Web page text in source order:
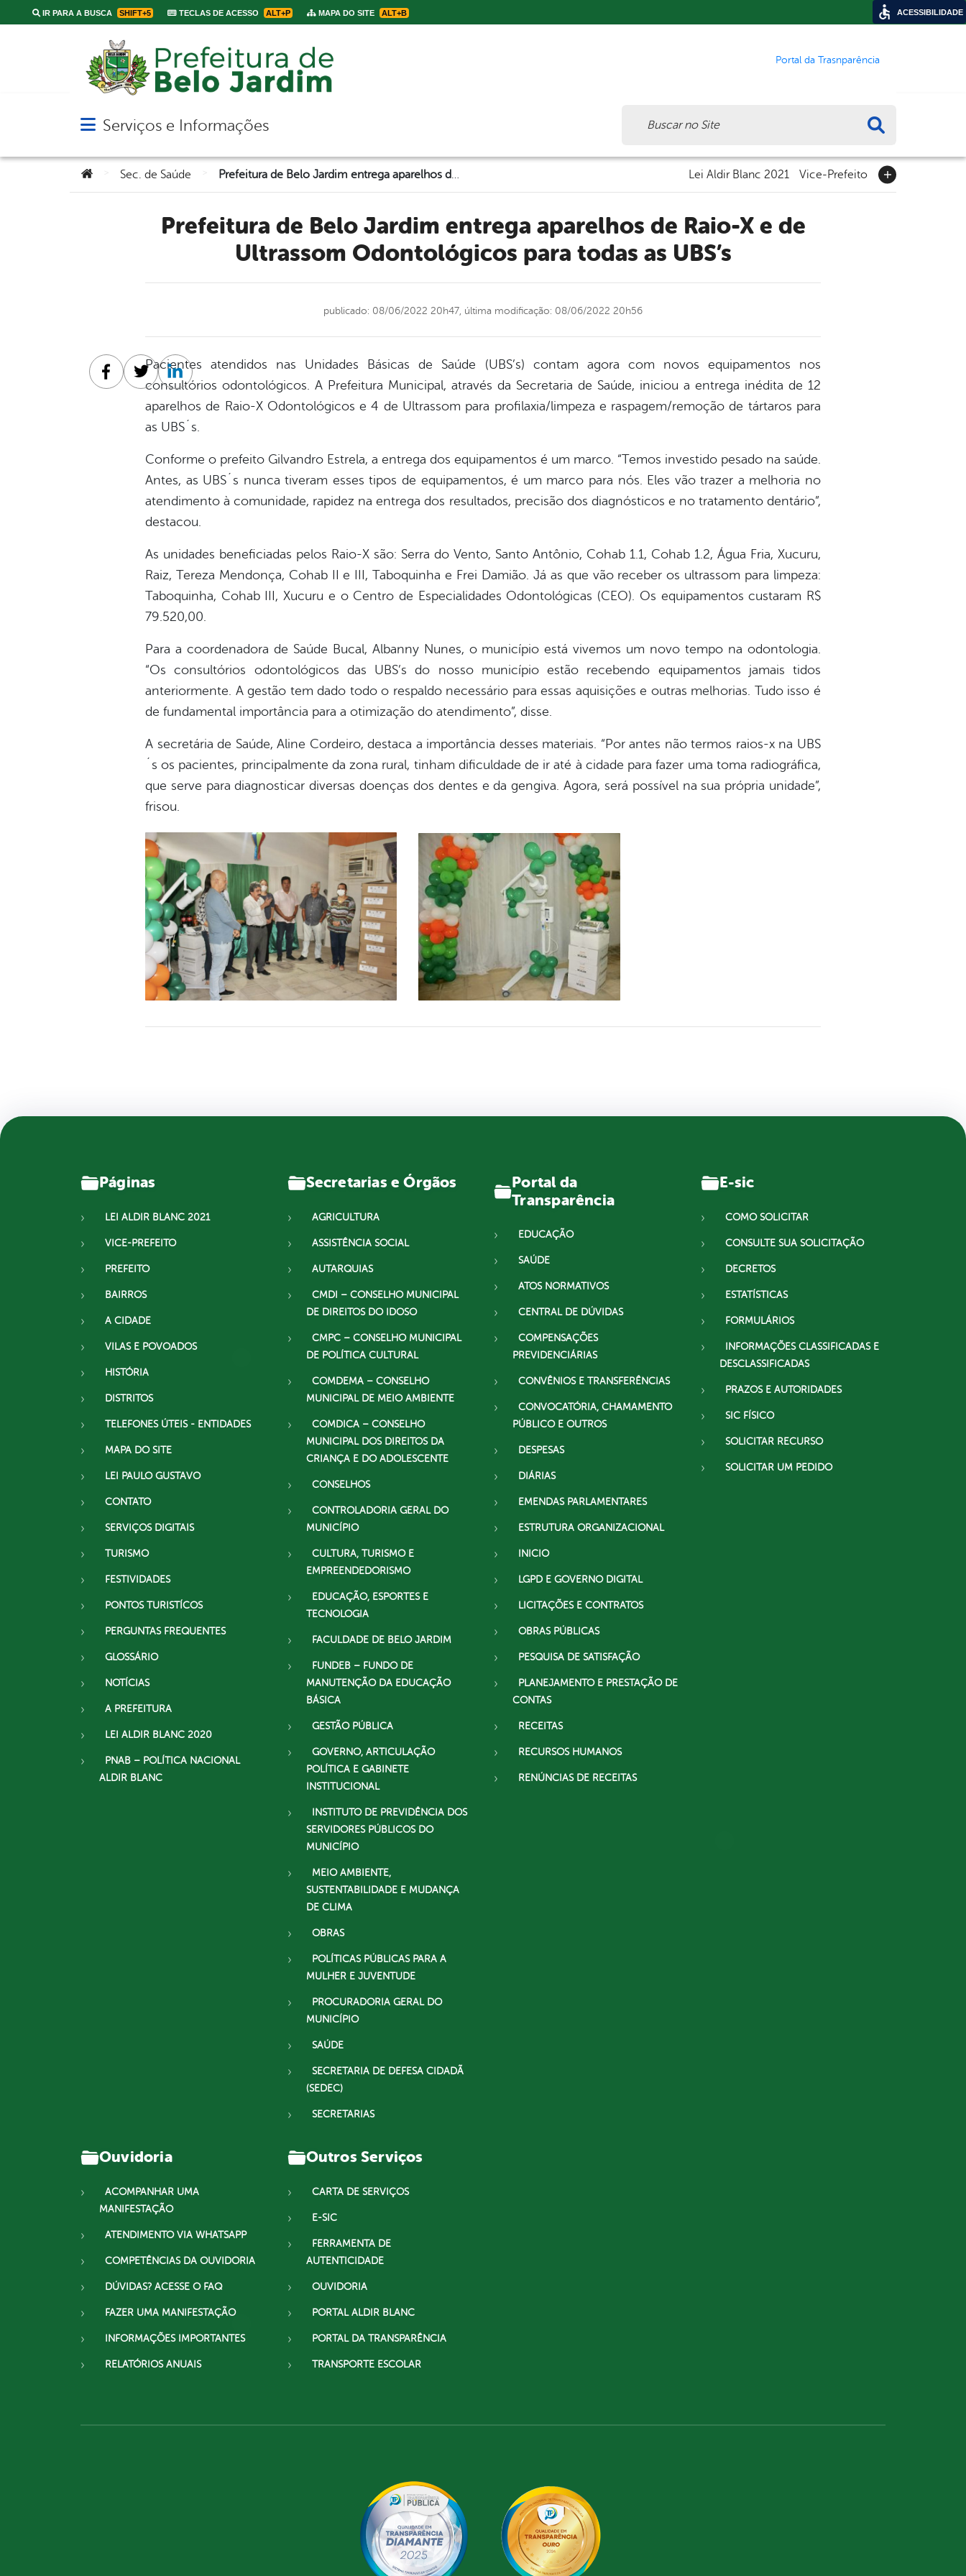
IR PARA A BUSCA SHIFT+5 TECLAS DE ACESSO ALT+P MAPA DO SITE ALT+B
Portal da Trasnparência
Abrir menu principal de navegação
Serviços e Informações
Você está aqui:Sec. de Saúde Lei Aldir Blanc 2021 Vice-Prefeito
Prefeitura de Belo Jardim entrega aparelhos de Raio-X e de
Ultrassom Odontológicos para todas as UBS’s
publicado: 08/06/2022 20h47, última modificação: 08/06/2022 20h56
Pacientes atendidos nas Unidades Básicas de Saúde (UBS’s) contam agora com novos equipamentos nos
consultórios odontológicos. A Prefeitura Municipal, através da Secretaria de Saúde, iniciou a entrega inédita de 12
aparelhos de Raio-X Odontológicos e 4 de Ultrassom para profilaxia/limpeza e raspagem/remoção de tártaros para
as UBS´s.
Conforme o prefeito Gilvandro Estrela, a entrega dos equipamentos é um marco. “Temos investido pesado na saúde.
Antes, as UBS´s nunca tiveram esses tipos de equipamentos, é um marco para nós. Eles vão trazer a melhoria no
atendimento à comunidade, rapidez na entrega dos resultados, precisão dos diagnósticos e no tratamento dentário”,
destacou.
As unidades beneficiadas pelos Raio-X são: Serra do Vento, Santo Antônio, Cohab 1.1, Cohab 1.2, Água Fria, Xucuru,
Raiz, Tereza Mendonça, Cohab II e III, Taboquinha e Frei Damião. Já as que vão receber os ultrassom para limpeza:
Taboquinha, Cohab III, Xucuru e o Centro de Especialidades Odontológicas (CEO). Os equipamentos custaram R$
79.520,00.
Para a coordenadora de Saúde Bucal, Albanny Nunes, o município está vivemos um novo tempo na odontologia.
“Os consultórios odontológicos das UBS’s do nosso município estão recebendo equipamentos jamais tidos
anteriormente. A gestão tem dado todo o respaldo necessário para essas aquisições e outras melhorias. Tudo isso é
de fundamental importância para a otimização do atendimento”, disse.
A secretária de Saúde, Aline Cordeiro, destaca a importância desses materiais. “Por antes não termos raios-x na UBS
´s os pacientes, principalmente da zona rural, tinham dificuldade de ir até à cidade para fazer uma toma radiográfica,
que serve para diagnosticar diversas doenças dos dentes e da gengiva. Agora, será possível na sua própria unidade”,
frisou.
Facebook
TwitterLinkedin
Páginas
LEI ALDIR BLANC 2021
VICE-PREFEITO
PREFEITO
BAIRROS
A CIDADE
VILAS E POVOADOS
HISTÓRIA
DISTRITOS
TELEFONES ÚTEIS - ENTIDADES
MAPA DO SITE
LEI PAULO GUSTAVO
CONTATO
SERVIÇOS DIGITAIS
TURISMO
FESTIVIDADES
PONTOS TURISTÍCOS
PERGUNTAS FREQUENTES
GLOSSÁRIO
NOTÍCIAS
A PREFEITURA
LEI ALDIR BLANC 2020
PNAB – POLÍTICA NACIONAL
ALDIR BLANC
Secretarias e Órgãos
AGRICULTURA
ASSISTÊNCIA SOCIAL
AUTARQUIAS
CMDI – CONSELHO MUNICIPAL
DE DIREITOS DO IDOSO
CMPC – CONSELHO MUNICIPAL
DE POLÍTICA CULTURAL
COMDEMA – CONSELHO
MUNICIPAL DE MEIO AMBIENTE
COMDICA – CONSELHO
MUNICIPAL DOS DIREITOS DA
CRIANÇA E DO ADOLESCENTE
CONSELHOS
CONTROLADORIA GERAL DO
MUNICÍPIO
CULTURA, TURISMO E
EMPREENDEDORISMO
EDUCAÇÃO, ESPORTES E
TECNOLOGIA
FACULDADE DE BELO JARDIM
FUNDEB – FUNDO DE
MANUTENÇÃO DA EDUCAÇÃO
BÁSICA
GESTÃO PÚBLICA
GOVERNO, ARTICULAÇÃO
POLÍTICA E GABINETE
INSTITUCIONAL
INSTITUTO DE PREVIDÊNCIA DOS
SERVIDORES PÚBLICOS DO
MUNICÍPIO
MEIO AMBIENTE,
SUSTENTABILIDADE E MUDANÇA
DE CLIMA
OBRAS
POLÍTICAS PÚBLICAS PARA A
MULHER E JUVENTUDE
PROCURADORIA GERAL DO
MUNICÍPIO
SAÚDE
SECRETARIA DE DEFESA CIDADÃ
(SEDEC)
SECRETARIAS
Portal da
Transparência
EDUCAÇÃO
SAÚDE
ATOS NORMATIVOS
CENTRAL DE DÚVIDAS
COMPENSAÇÕES
PREVIDENCIÁRIAS
CONVÊNIOS E TRANSFERÊNCIAS
CONVOCATÓRIA, CHAMAMENTO
PÚBLICO E OUTROS
DESPESAS
DIÁRIAS
EMENDAS PARLAMENTARES
ESTRUTURA ORGANIZACIONAL
INICIO
LGPD E GOVERNO DIGITAL
LICITAÇÕES E CONTRATOS
OBRAS PÚBLICAS
PESQUISA DE SATISFAÇÃO
PLANEJAMENTO E PRESTAÇÃO DE
CONTAS
RECEITAS
RECURSOS HUMANOS
RENÚNCIAS DE RECEITAS
E-sic
COMO SOLICITAR
CONSULTE SUA SOLICITAÇÃO
DECRETOS
ESTATÍSTICAS
FORMULÁRIOS
INFORMAÇÕES CLASSIFICADAS E
DESCLASSIFICADAS
PRAZOS E AUTORIDADES
SIC FÍSICO
SOLICITAR RECURSO
SOLICITAR UM PEDIDO
Ouvidoria
ACOMPANHAR UMA
MANIFESTAÇÃO
ATENDIMENTO VIA WHATSAPP
COMPETÊNCIAS DA OUVIDORIA
DÚVIDAS? ACESSE O FAQ
FAZER UMA MANIFESTAÇÃO
INFORMAÇÕES IMPORTANTES
RELATÓRIOS ANUAIS
Outros Serviços
CARTA DE SERVIÇOS
E-SIC
FERRAMENTA DE
AUTENTICIDADE
OUVIDORIA
PORTAL ALDIR BLANC
PORTAL DA TRANSPARÊNCIA
TRANSPORTE ESCOLAR
ACESSIBILIDADE